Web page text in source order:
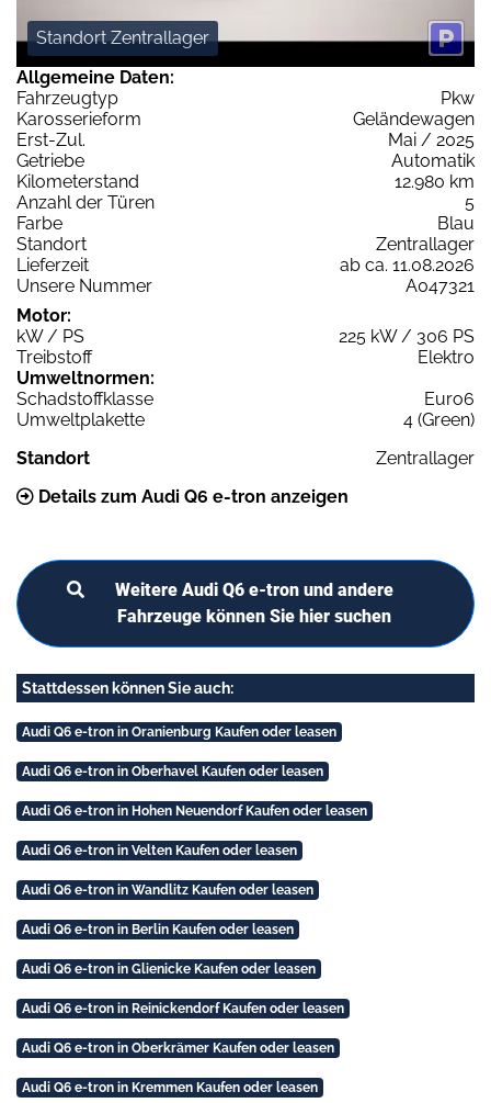
Standort Zentrallager
Allgemeine Daten:
Fahrzeugtyp
Pkw
Karosserieform
Geländewagen
Erst-Zul.
Mai / 2025
Getriebe
Automatik
Kilometerstand
12.980 km
Anzahl der Türen
5
Farbe
Blau
Standort
Zentrallager
Lieferzeit
ab ca. 11.08.2026
Unsere Nummer
A047321
Motor:
kW / PS
225 kW / 306 PS
Treibstoff
Elektro
Umweltnormen:
Schadstoffklasse
Euro6
Umweltplakette
4 (Green)
Standort
Zentrallager
Details zum Audi Q6 e-tron anzeigen
Weitere Audi Q6 e-tron und andere
Fahrzeuge können Sie hier suchen
Stattdessen können Sie auch:
Audi Q6 e-tron in Oranienburg Kaufen oder leasen
Audi Q6 e-tron in Oberhavel Kaufen oder leasen
Audi Q6 e-tron in Hohen Neuendorf Kaufen oder leasen
Audi Q6 e-tron in Velten Kaufen oder leasen
Audi Q6 e-tron in Wandlitz Kaufen oder leasen
Audi Q6 e-tron in Berlin Kaufen oder leasen
Audi Q6 e-tron in Glienicke Kaufen oder leasen
Audi Q6 e-tron in Reinickendorf Kaufen oder leasen
Audi Q6 e-tron in Oberkrämer Kaufen oder leasen
Audi Q6 e-tron in Kremmen Kaufen oder leasen